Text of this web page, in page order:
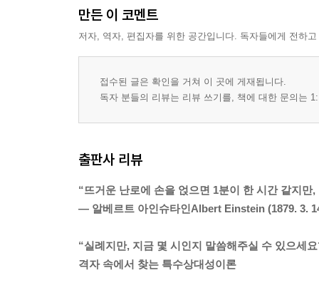
만든 이 코멘트
저자, 역자, 편집자를 위한 공간입니다. 독자들에게 전하
접수된 글은 확인을 거쳐 이 곳에 게재됩니다.
독자 분들의 리뷰는 리뷰 쓰기를, 책에 대한 문의는
출판사 리뷰
“뜨거운 난로에 손을 얹으면 1분이 한 시간 같지
― 알베르트 아인슈타인Albert Einstein (1879. 3.
“실례지만, 지금 몇 시인지 말씀해주실 수 있으세
격자 속에서 찾는 특수상대성이론